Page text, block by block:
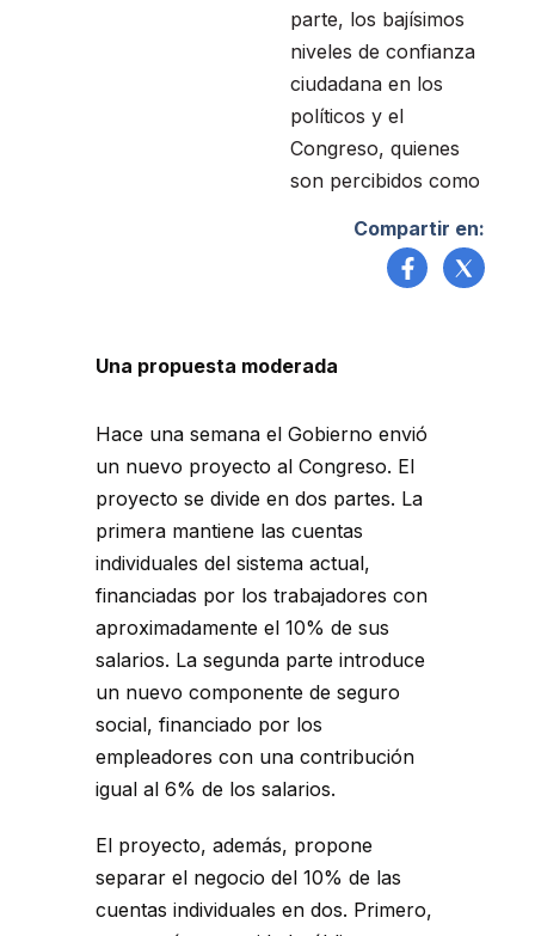
parte, los bajísimos
niveles de confianza
ciudadana en los
políticos y el
Congreso, quienes
son percibidos como
Compartir en:
Una propuesta moderada
Hace una semana el Gobierno envió
un nuevo proyecto al Congreso. El
proyecto se divide en dos partes. La
primera mantiene las cuentas
individuales del sistema actual,
financiadas por los trabajadores con
aproximadamente el 10% de sus
salarios. La segunda parte introduce
un nuevo componente de seguro
social, financiado por los
empleadores con una contribución
igual al 6% de los salarios.
El proyecto, además, propone
separar el negocio del 10% de las
cuentas individuales en dos. Primero,